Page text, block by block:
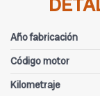
Año fabricación
Código motor
Kilometraje